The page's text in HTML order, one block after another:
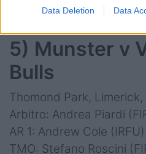
Data Deletion Data
TMO: Aled Griffiths (WRU)
5) Munster v
Bulls
Thomond Park, Limerick,
Arbitro: Andrea Piardi
AR 1: Andrew Cole
TMO: Stefano Roscini